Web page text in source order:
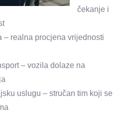
čekanje i
– realna procjena vrijednosti
– vozila dolaze na
uslugu – stručan tim koji se